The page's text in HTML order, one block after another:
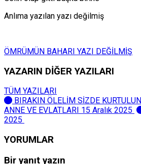
Anlıma yazılan yazı değilmiş
ÖMRÜMÜN BAHARI YAZI DEĞİLMİŞ
YAZARIN DİĞER YAZILARI
TÜM YAZILARI
BIRAKIN ÖLELİM SİZDE KURTULUN
ANNE VE EVLATLARI 15 Aralık 2025
2025
YORUMLAR
Bir yanıt yazın